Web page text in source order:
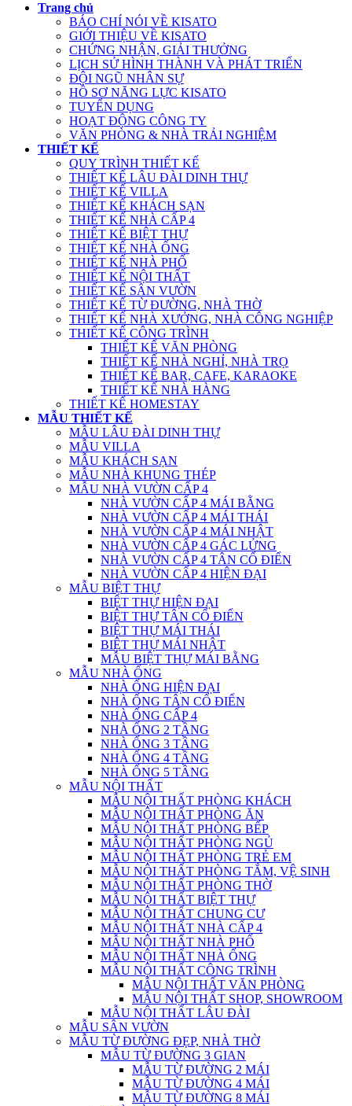
Trang chủ
BÁO CHÍ NÓI VỀ KISATO
GIỚI THIỆU VỀ KISATO
CHỨNG NHẬN, GIẢI THƯỞNG
LỊCH SỬ HÌNH THÀNH VÀ PHÁT TRIỂN
ĐỘI NGŨ NHÂN SỰ
HỒ SƠ NĂNG LỰC KISATO
TUYỂN DỤNG
HOẠT ĐỘNG CÔNG TY
VĂN PHÒNG & NHÀ TRẢI NGHIỆM
THIẾT KẾ
QUY TRÌNH THIẾT KẾ
THIẾT KẾ LÂU ĐÀI DINH THỰ
THIẾT KẾ VILLA
THIẾT KẾ KHÁCH SẠN
THIẾT KẾ NHÀ CẤP 4
THIẾT KẾ BIỆT THỰ
THIẾT KẾ NHÀ ỐNG
THIẾT KẾ NHÀ PHỐ
THIẾT KẾ NỘI THẤT
THIẾT KẾ SÂN VƯỜN
THIẾT KẾ TỪ ĐƯỜNG, NHÀ THỜ
THIẾT KẾ NHÀ XƯỞNG, NHÀ CÔNG NGHIỆP
THIẾT KẾ CÔNG TRÌNH
THIẾT KẾ VĂN PHÒNG
THIẾT KẾ NHÀ NGHỈ, NHÀ TRỌ
THIẾT KẾ BAR, CAFE, KARAOKE
THIẾT KẾ NHÀ HÀNG
THIẾT KẾ HOMESTAY
MẪU THIẾT KẾ
MẪU LÂU ĐÀI DINH THỰ
MẪU VILLA
MẪU KHÁCH SẠN
MẪU NHÀ KHUNG THÉP
MẪU NHÀ VƯỜN CẤP 4
NHÀ VƯỜN CẤP 4 MÁI BẰNG
NHÀ VƯỜN CẤP 4 MÁI THÁI
NHÀ VƯỜN CẤP 4 MÁI NHẬT
NHÀ VƯỜN CẤP 4 GÁC LỬNG
NHÀ VƯỜN CẤP 4 TÂN CỔ ĐIỂN
NHÀ VƯỜN CẤP 4 HIỆN ĐẠI
MẪU BIỆT THỰ
BIỆT THỰ HIỆN ĐẠI
BIỆT THỰ TÂN CỔ ĐIỂN
BIỆT THỰ MÁI THÁI
BIỆT THỰ MÁI NHẬT
MẪU BIỆT THỰ MÁI BẰNG
MẪU NHÀ ỐNG
NHÀ ỐNG HIỆN ĐẠI
NHÀ ỐNG TÂN CỔ ĐIỂN
NHÀ ỐNG CẤP 4
NHÀ ỐNG 2 TẦNG
NHÀ ỐNG 3 TẦNG
NHÀ ỐNG 4 TẦNG
NHÀ ỐNG 5 TẦNG
MẪU NỘI THẤT
MẪU NỘI THẤT PHÒNG KHÁCH
MẪU NỘI THẤT PHÒNG ĂN
MẪU NỘI THẤT PHÒNG BẾP
MẪU NỘI THẤT PHÒNG NGỦ
MẪU NỘI THẤT PHÒNG TRẺ EM
MẪU NỘI THẤT PHÒNG TẮM, VỆ SINH
MẪU NỘI THẤT PHÒNG THỜ
MẪU NỘI THẤT BIỆT THỰ
MẪU NỘI THẤT CHUNG CƯ
MẪU NỘI THẤT NHÀ CẤP 4
MẪU NỘI THẤT NHÀ PHỐ
MẪU NỘI THẤT NHÀ ỐNG
MẪU NỘI THẤT CÔNG TRÌNH
MẪU NỘI THẤT VĂN PHÒNG
MẪU NỘI THẤT SHOP, SHOWROOM
MẪU NỘI THẤT LÂU ĐÀI
MẪU SÂN VƯỜN
MẪU TỪ ĐƯỜNG ĐẸP, NHÀ THỜ
MẪU TỪ ĐƯỜNG 3 GIAN
MẪU TỪ ĐƯỜNG 2 MÁI
MẪU TỪ ĐƯỜNG 4 MÁI
MẪU TỪ ĐƯỜNG 8 MÁI